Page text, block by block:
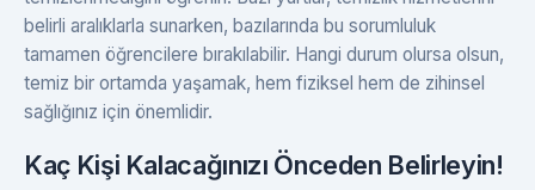
belirli aralıklarla sunarken, bazılarında bu sorumluluk
tamamen öğrencilere bırakılabilir. Hangi durum olursa olsun,
temiz bir ortamda yaşamak, hem fiziksel hem de zihinsel
sağlığınız için önemlidir.
Kaç Kişi Kalacağınızı Önceden Belirleyin!